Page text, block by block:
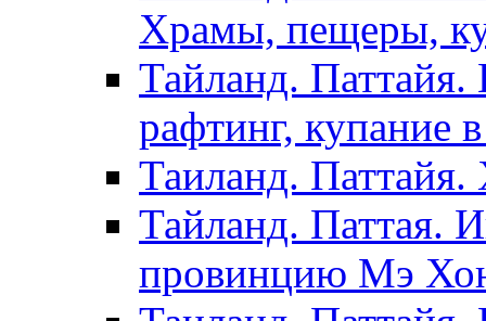
Храмы, пещеры,
Тайланд. Паттайя.
рафтинг, купание
Таиланд.
Тайланд. Паттая.
провинцию Мэ